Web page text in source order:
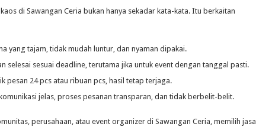
di Sawangan Ceria bukan hanya sekadar kata-kata. Itu berkaitan
yang tajam, tidak mudah luntur, dan nyaman dipakai.
selesai sesuai deadline, terutama jika untuk event dengan tanggal pasti.
pesan 24 pcs atau ribuan pcs, hasil tetap terjaga.
jelas, proses pesanan transparan, dan tidak berbelit-belit.
perusahaan, atau event organizer di Sawangan Ceria, memilih jasa